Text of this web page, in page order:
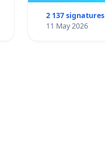
2 137 signatures
11 May 2026